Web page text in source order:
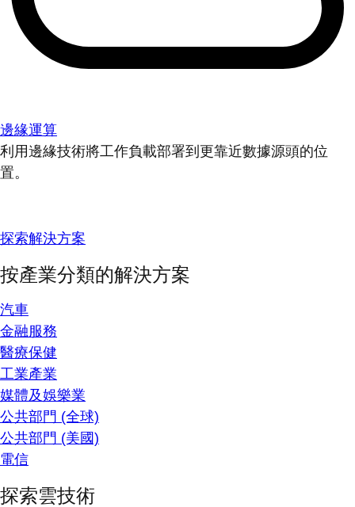
邊緣運算
利用邊緣技術將工作負載部署到更靠近數據源頭的位
置。
探索解決方案
按產業分類的解決方案
汽車
金融服務
醫療保健
工業產業
媒體及娛樂業
公共部門 (全球)
公共部門 (美國)
電信
探索雲技術